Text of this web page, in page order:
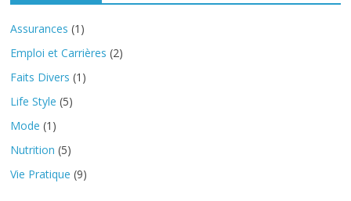
Assurances (1)
Emploi et Carrières (2)
Faits Divers (1)
Life Style (5)
Mode (1)
Nutrition (5)
Vie Pratique (9)